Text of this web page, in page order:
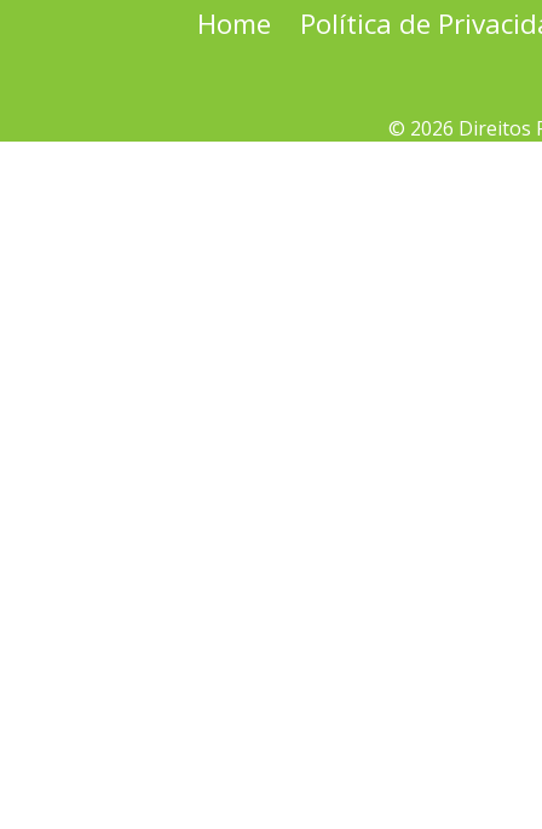
Home Política de
© 2026 Direitos